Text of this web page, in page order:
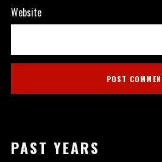
Website
PAST YEARS